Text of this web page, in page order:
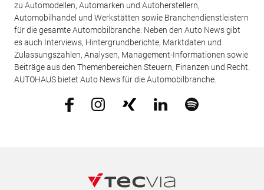
zu Automodellen, Automarken und Autoherstellern,
Automobilhandel und Werkstätten sowie Branchendienstleistern
für die gesamte Automobilbranche. Neben den Auto News gibt
es auch Interviews, Hintergrundberichte, Marktdaten und
Zulassungszahlen, Analysen, Management-Informationen sowie
Beiträge aus den Themenbereichen Steuern, Finanzen und Recht.
AUTOHAUS bietet Auto News für die Automobilbranche.